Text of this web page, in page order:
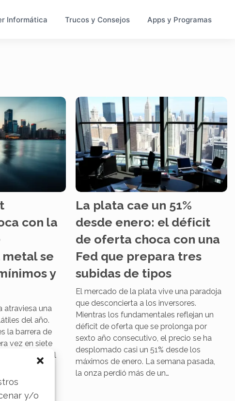
y/o
Informática Trucos y Consejos Apps y Programas
con la
se
y
atraviesa una
del año.
la barrera de
vez en siete
con fuerza al
los 60,07
fue una…
La plata cae un 51%
desde enero: el déficit
de oferta choca con una
Fed que prepara tres
subidas de tipos
El mercado de la plata vive una paradoja
que desconcierta a los inversores.
Mientras los fundamentales reflejan un
déficit de oferta que se prolonga por
sexto año consecutivo, el precio se ha
desplomado casi un 51% desde los
máximos de enero. La semana pasada,
la onza perdió más de un…